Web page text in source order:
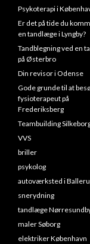
Psykoterapi i
Er det på tide du
en tandlæge i Lyngby?
Tandblegning ved en
på Østerbro
Din revisor i Odense
Gode grunde til at
fysioterapeut på
Frederiksberg
Teambuilding
VVS
briller
psykolog
autoværksted i
snerydning
tandlæge
maler Søborg
elektriker København